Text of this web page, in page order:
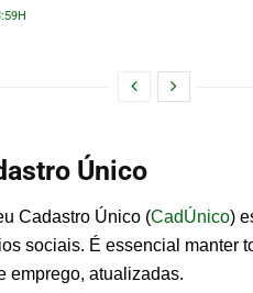
Único
Cadastro Único (CadÚnico)
sociais. É essencial manter
emprego, atualizadas.